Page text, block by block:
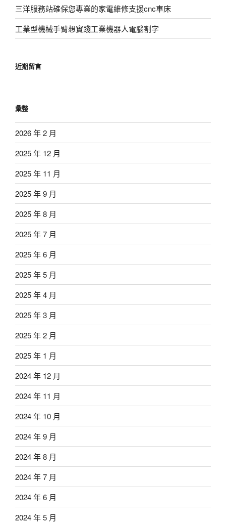
三洋服務站確保您專業的家電維修支援cnc車床
工業型機械手臂想實踐工業機器人電腦割字
近期留言
彙整
2026 年 2 月
2025 年 12 月
2025 年 11 月
2025 年 9 月
2025 年 8 月
2025 年 7 月
2025 年 6 月
2025 年 5 月
2025 年 4 月
2025 年 3 月
2025 年 2 月
2025 年 1 月
2024 年 12 月
2024 年 11 月
2024 年 10 月
2024 年 9 月
2024 年 8 月
2024 年 7 月
2024 年 6 月
2024 年 5 月